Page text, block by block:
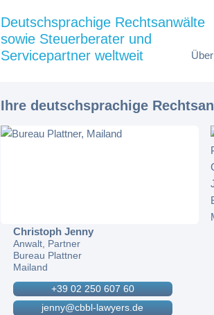
Deutschsprachige Rechtsanwälte
sowie Steuerberater und
Servicepartner weltweit
Ihre deutschsprachige
Christoph Jenny
Anwalt, Partner
Bureau Plattner
Mailand
+39 02 250 607 60
jenny@cbbl-lawyers.de